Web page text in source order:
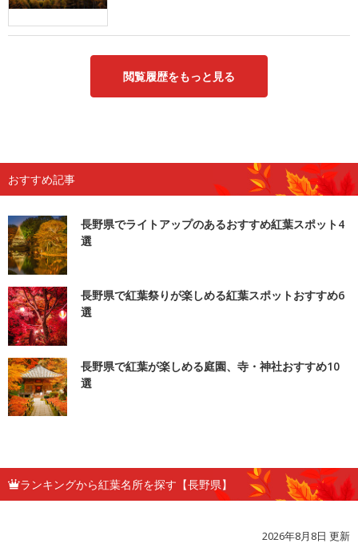
閲覧履歴をもっと見る
おすすめ記事
長野県でライトアップのあるおすすめ紅葉スポット4
選
長野県で紅葉祭りが楽しめる紅葉スポットおすすめ6
選
長野県で紅葉が楽しめる庭園、寺・神社おすすめ10
選
ランキングから紅葉名所を探す【長野県】
2026年8月8日 更新